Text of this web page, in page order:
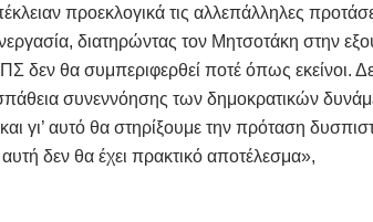
προεκλογικά τις αλλεπάλληλες
διατηρώντας τον Μητσοτάκη στην
δεν θα συμπεριφερθεί ποτέ όπως εκείνοι.
συνεννόησης των δημοκρατικών
γι’ αυτό θα στηρίξουμε την πρόταση
δεν θα έχει πρακτικό αποτέλεσμα»,